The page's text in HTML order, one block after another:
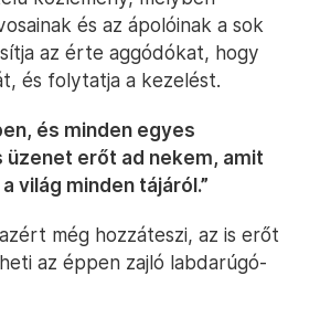
és az ápolóinak a sok
az érte aggódókat, hogy
és folytatja a kezelést.
és minden egyes
erőt ad nekem, amit
világ minden tájáról.”
még hozzáteszi, az is erőt
az éppen zajló labdarúgó-